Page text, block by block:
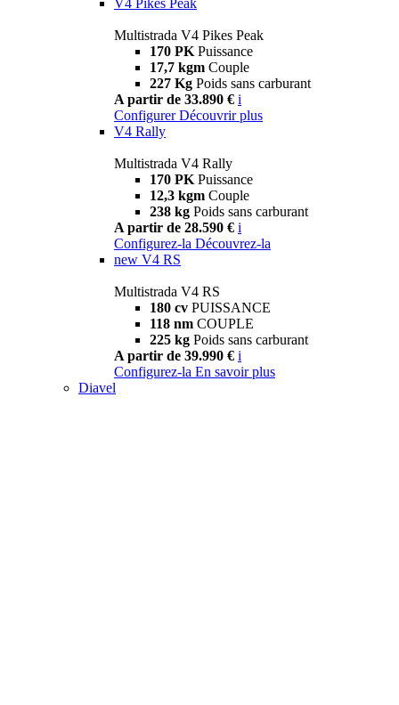
Multistrada V4 Pikes Peak
170 PK Puissance
17,7 kgm Couple
227 Kg Poids sans carburant
A partir de 33.890 € i
Configurer Découvrir plus
V4 Rally
Multistrada V4 Rally
170 PK Puissance
12,3 kgm Couple
238 kg Poids sans carburant
A partir de 28.590 € i
Configurez-la Découvrez-la
new V4 RS
Multistrada V4 RS
180 cv PUISSANCE
118 nm COUPLE
225 kg Poids sans carburant
A partir de 39.990 € i
Configurez-la En savoir plus
Diavel